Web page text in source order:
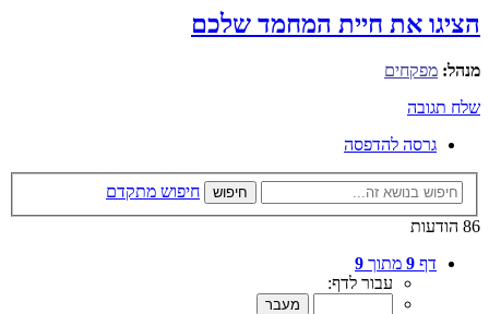
הציגו את חיית המחמד שלכם
מנהל: מפקחים
שלח תגובה
גרסה להדפסה
חיפוש
חיפוש מתקדם
86 הודעות
דף 9 מתוך 9
עבור לדף: